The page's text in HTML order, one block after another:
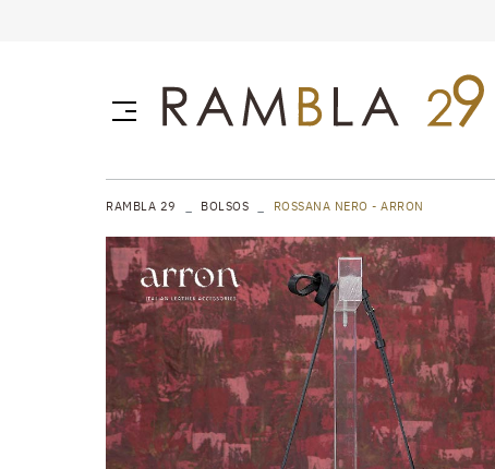
RAMBLA 29 BOLSOS ROSSANA NERO - ARRON